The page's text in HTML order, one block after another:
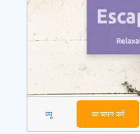
व्यू का चयन करें